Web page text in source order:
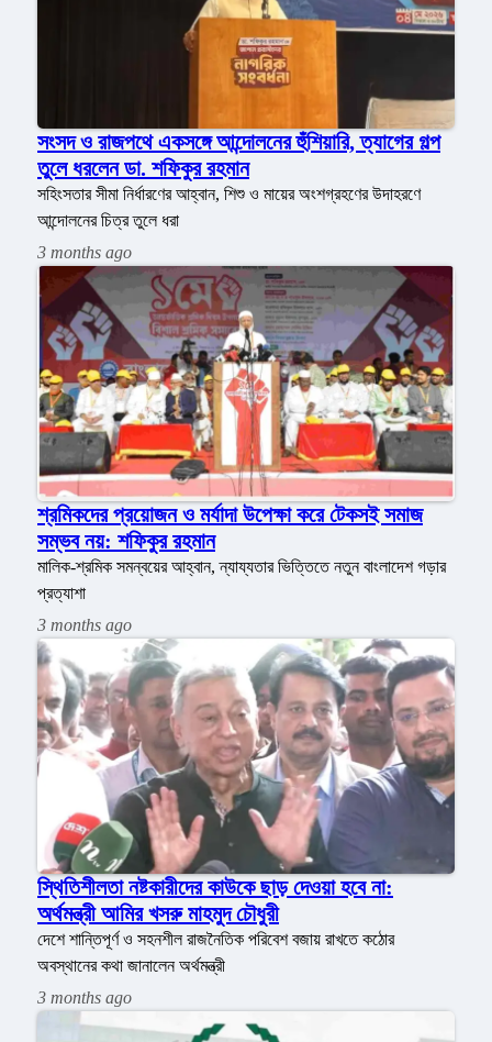
সংসদ ও রাজপথে একসঙ্গে আন্দোলনের হুঁশিয়ারি, ত্যাগের গল্প
তুলে ধরলেন ডা. শফিকুর রহমান
সহিংসতার সীমা নির্ধারণের আহ্বান, শিশু ও মায়ের অংশগ্রহণের উদাহরণে
আন্দোলনের চিত্র তুলে ধরা
3 months ago
শ্রমিকদের প্রয়োজন ও মর্যাদা উপেক্ষা করে টেকসই সমাজ
সম্ভব নয়: শফিকুর রহমান
মালিক-শ্রমিক সমন্বয়ের আহ্বান, ন্যায্যতার ভিত্তিতে নতুন বাংলাদেশ গড়ার
প্রত্যাশা
3 months ago
স্থিতিশীলতা নষ্টকারীদের কাউকে ছাড় দেওয়া হবে না:
অর্থমন্ত্রী আমির খসরু মাহমুদ চৌধুরী
দেশে শান্তিপূর্ণ ও সহনশীল রাজনৈতিক পরিবেশ বজায় রাখতে কঠোর
অবস্থানের কথা জানালেন অর্থমন্ত্রী
3 months ago